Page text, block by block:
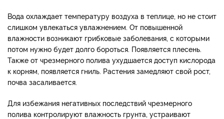
Вода охлаждает температуру воздуха в теплице, но не стоит
слишком увлекаться увлажнением. От повышенной
влажности возникают грибковые заболевания, с которыми
потом нужно будет долго бороться. Появляется плесень.
Также от чрезмерного полива ухудшается доступ кислорода
к корням, появляется гниль. Растения замедляют свой рост,
почва засаливается.
Для избежания негативных последствий чрезмерного
полива контролируют влажность грунта, устраивают